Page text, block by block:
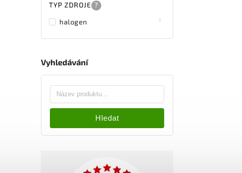
TYP ZDROJE ?
halogen
3
Vyhledávání
Hledat